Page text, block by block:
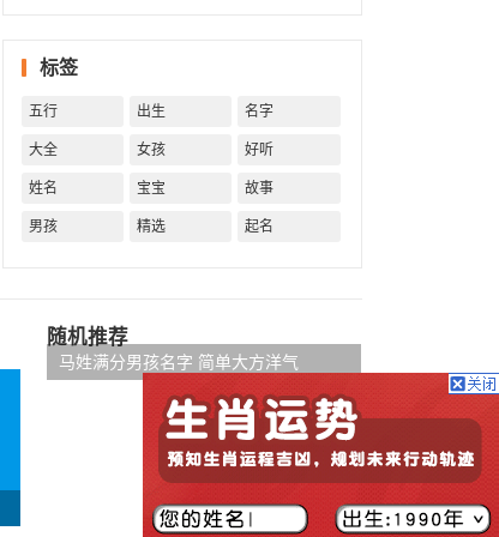
标签
五行 出生 名字
大全 女孩 好听
姓名 宝宝 故事
男孩 精选 起名
随机推荐
马姓满分男孩名字 简单大方洋气